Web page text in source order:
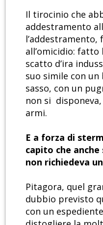
Il tirocinio che
addestramento
all’omicidio: fatto
scatto d’ira
suo simile con un
sasso, con un
non si
armi.
E a forza di
capito che anche
non richiedeva
Pitagora, quel
dubbio previsto
con un